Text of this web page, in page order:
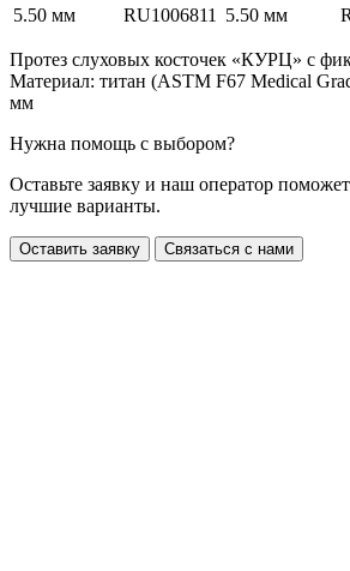
5.50 мм
RU1006811 5.50 мм
Протез слуховых косточек «КУРЦ» с
Материал: титан (ASTM F67 Medical
мм
Нужна помощь с выбором?
Оставьте заявку и наш оператор
лучшие варианты.
Оставить заявку Связаться с нами